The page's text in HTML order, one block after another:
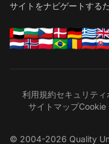
サイトをナビゲートする
利用規約セキュリティ
サイトマップCookie
© 2004-2026 Quality